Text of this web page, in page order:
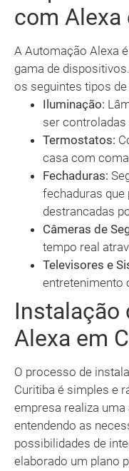
com Alexa
A Automação Alexa
gama de
os seguintes tipos
Iluminação:
ser controladas
Termostatos:
casa com
Fechaduras:
fechaduras que
destrancadas
Câmeras de
tempo real
Televisores e
entretenimento
Instalação
Alexa em
O processo de
Curitiba é simples e
empresa realiza
entendendo as
possibilidades de
elaborado um plano